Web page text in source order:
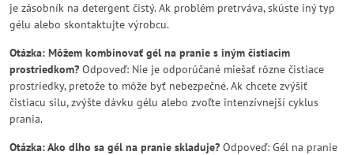
je zásobník na detergent čistý. Ak problém pretrváva, skúste iný typ
gélu alebo skontaktujte výrobcu.
Otázka: Môžem kombinovať gél na pranie s iným čistiacim
prostriedkom? Odpoveď: Nie je odporúčané miešať rôzne čistiace
prostriedky, pretože to môže byť nebezpečné. Ak chcete zvýšiť
čistiacu silu, zvýšte dávku gélu alebo zvoľte intenzívnejší cyklus
prania.
Otázka: Ako dlho sa gél na pranie skladuje? Odpoveď: Gél na pranie